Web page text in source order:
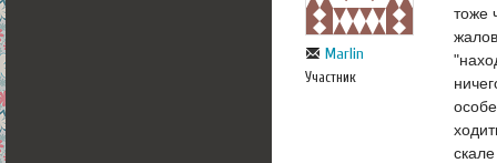
Marlin
Участник
тоже